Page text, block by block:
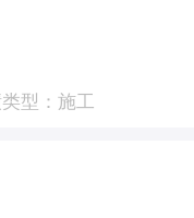
型：施工